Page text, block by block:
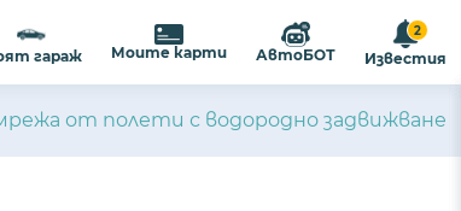
гараж Моите карти АвтоБОТ
2
Известия
от полети с водородно задвижване